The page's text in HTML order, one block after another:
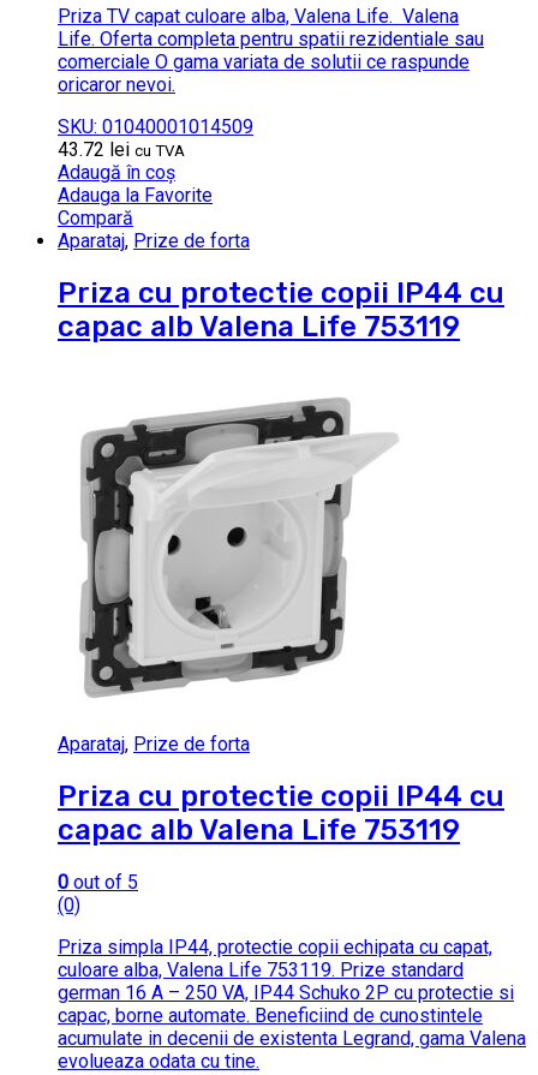
Priza TV capat culoare alba, Valena Life. Valena
Life. Oferta completa pentru spatii rezidentiale sau
comerciale O gama variata de solutii ce raspunde
oricaror nevoi.
SKU: 01040001014509
43.72 lei cu TVA
Adaugă în coș
Adauga la Favorite
Compară
Aparataj, Prize de forta
Priza cu protectie copii IP44 cu
capac alb Valena Life 753119
Aparataj, Prize de forta
Priza cu protectie copii IP44 cu
capac alb Valena Life 753119
0 out of 5
(0)
Priza simpla IP44, protectie copii echipata cu capat,
culoare alba, Valena Life 753119. Prize standard
german 16 A – 250 VA, IP44 Schuko 2P cu protectie si
capac, borne automate. Beneficiind de cunostintele
acumulate in decenii de existenta Legrand, gama Valena
evolueaza odata cu tine.